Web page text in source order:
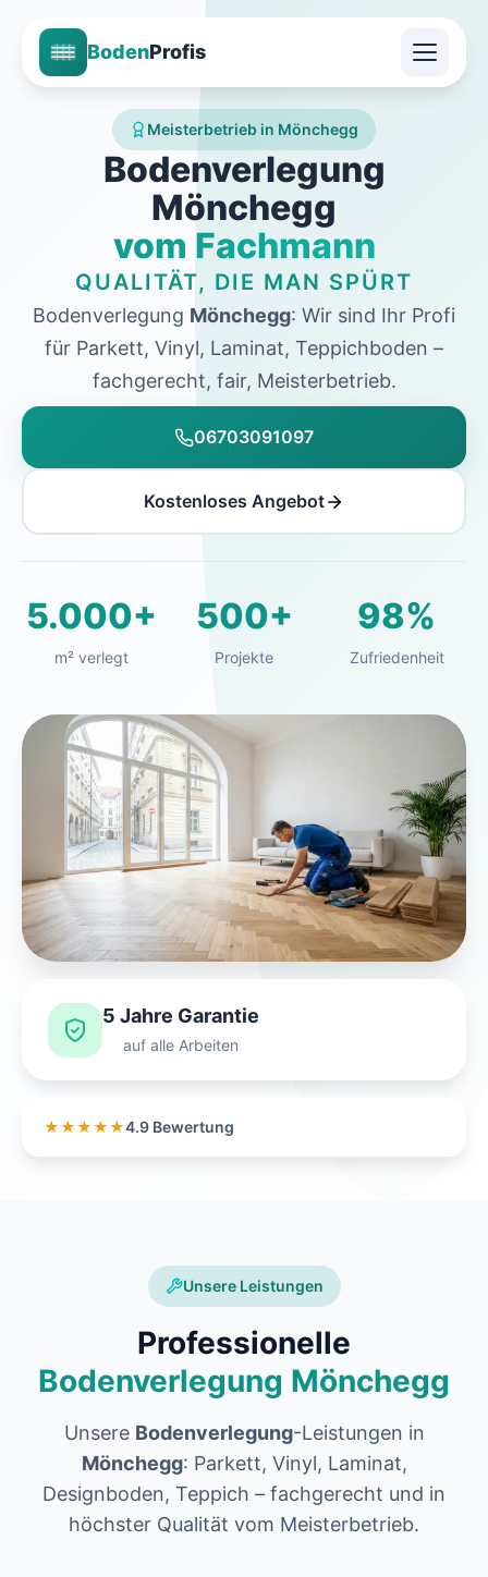
BodenProfis
Meisterbetrieb in Mönchegg
Bodenverlegung
Mönchegg
vom Fachmann
QUALITÄT, DIE MAN SPÜRT
Bodenverlegung Mönchegg: Wir sind Ihr Profi
für Parkett, Vinyl, Laminat, Teppichboden –
fachgerecht, fair, Meisterbetrieb.
06703091097
Kostenloses Angebot
5.000+
m² verlegt
500+
Projekte
98%
Zufriedenheit
5 Jahre Garantie
auf alle Arbeiten
★★★★★4.9 Bewertung
Unsere Leistungen
Professionelle
Bodenverlegung Mönchegg
Unsere Bodenverlegung-Leistungen in
Mönchegg: Parkett, Vinyl, Laminat,
Designboden, Teppich – fachgerecht und in
höchster Qualität vom Meisterbetrieb.